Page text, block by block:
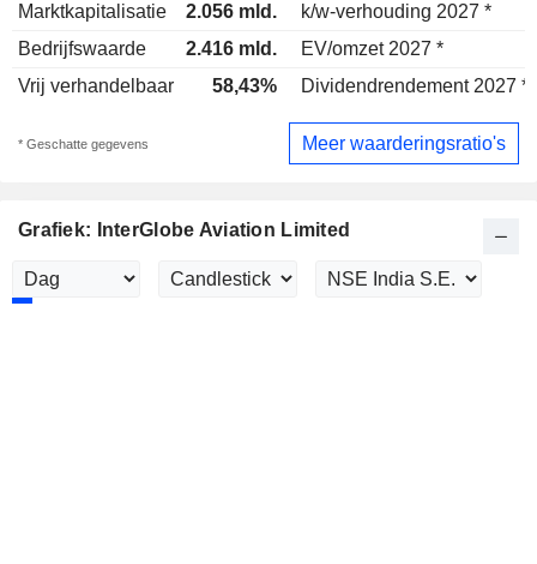
Marktkapitalisatie 2.056 mld.
k/w-verhouding 2027 *
Bedrijfswaarde
2.416 mld.
EV/omzet 2027 *
Vrij verhandelbaar
58,43% Dividendrendement 2027 *
* Geschatte gegevens Meer waarderingsratio's
Grafiek: InterGlobe Aviation Limited